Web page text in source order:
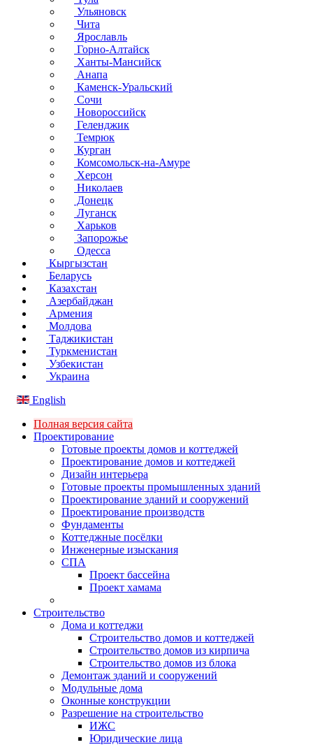
Ульяновск
Чита
Ярославль
Горно-Алтайск
Ханты-Мансийск
Анапа
Каменск-Уральский
Сочи
Новороссийск
Геленджик
Темрюк
Курган
Комсомольск-на-Амуре
Херсон
Николаев
Донецк
Луганск
Харьков
Запорожье
Одесса
Кыргызстан
Беларусь
Казахстан
Азербайджан
Армения
Молдова
Таджикистан
Туркменистан
Узбекистан
Украина
English
Полная версия сайта
Проектирование
Готовые проекты домов и коттеджей
Проектирование домов и коттеджей
Дизайн интерьера
Готовые проекты промышленных зданий
Проектирование зданий и сооружений
Проектирование производств
Фундаменты
Коттеджные посёлки
Инженерные изыскания
СПА
Проект бассейна
Проект хамама
Строительство
Дома и коттеджи
Строительство домов и коттеджей
Строительство домов из кирпича
Строительство домов из блока
Демонтаж зданий и сооружений
Модульные дома
Оконные конструкции
Разрешение на строительство
ИЖС
Юридические лица